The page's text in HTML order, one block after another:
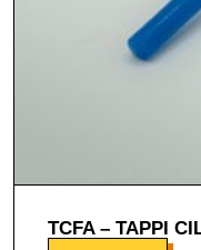
TCFA – TAPPI